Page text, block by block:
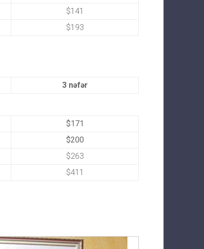
$141
$193
3 nəfər
$171
$200
$263
$411